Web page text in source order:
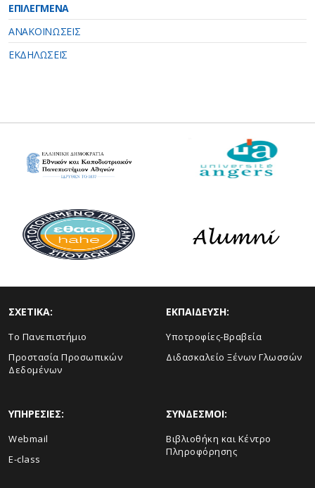
ΕΠΙΛΕΓΜΕΝΑ
ΑΝΑΚΟΙΝΩΣΕΙΣ
ΕΚΔΗΛΩΣΕΙΣ
ΣΧΕΤΙΚΑ:
Το Πανεπιστήμιο
Προστασία Προσωπικών
Δεδομένων
ΕΚΠΑΙΔΕΥΣΗ:
Υποτροφίες-Βραβεία
Διδασκαλείο Ξένων Γλωσσών
ΥΠΗΡΕΣΙΕΣ:
Webmail
E-class
ΣΥΝΔΕΣΜΟΙ:
Βιβλιοθήκη και Κέντρο
Πληροφόρησης